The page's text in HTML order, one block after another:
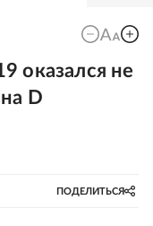
оказался не
D
ПОДЕЛИТЬСЯ